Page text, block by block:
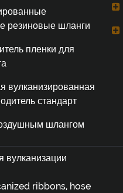
резиновые шланги
пленки для
вулканизированная
стандарт
шлангом
вулканизации
ribbons, hose